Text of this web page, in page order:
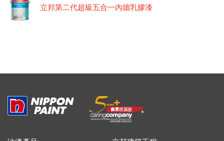
立邦第二代超級五合一內牆乳膠漆